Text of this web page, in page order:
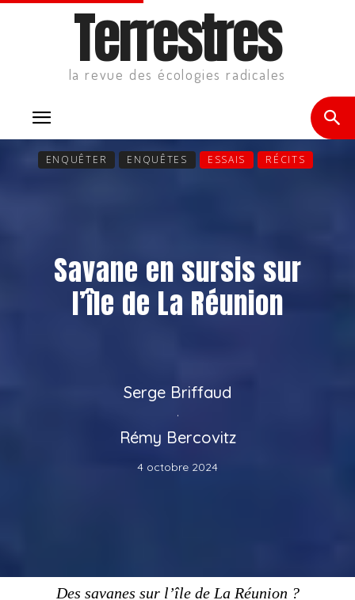
Terrestres
la revue des écologies radicales
ENQUÊTER ENQUÊTES ESSAIS RÉCITS
Savane en sursis sur
l’île de La Réunion
Des savanes sur l’île de La Réunion ?
Serge Briffaud
·
Rémy Bercovitz
4 octobre 2024